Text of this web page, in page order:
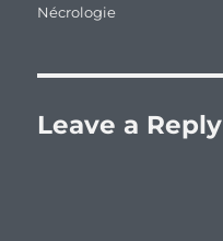
on
Nécrologie
Leave a Reply